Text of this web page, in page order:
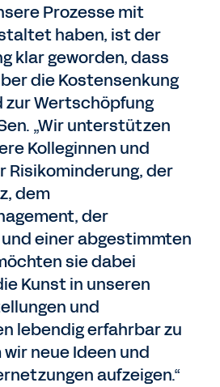
Prozesse mit
haben, ist der
klar geworden, dass
die Kostensenkung
zur Wertschöpfung
„Wir unterstützen
Kolleginnen und
Risikominderung, der
dem
der
einer abgestimmten
sie dabei
Kunst in unseren
und
lebendig erfahrbar zu
neue Ideen und
aufzeigen.“